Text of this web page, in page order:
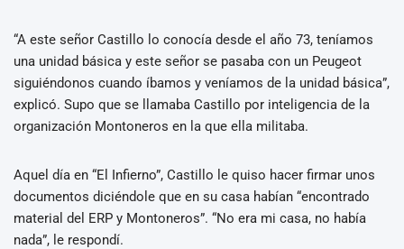
“A este señor Castillo lo conocía desde el año 73, teníamos
una unidad básica y este señor se pasaba con un Peugeot
siguiéndonos cuando íbamos y veníamos de la unidad básica”,
explicó. Supo que se llamaba Castillo por inteligencia de la
organización Montoneros en la que ella militaba.
Aquel día en “El Infierno”, Castillo le quiso hacer firmar unos
documentos diciéndole que en su casa habían “encontrado
material del ERP y Montoneros”. “No era mi casa, no había
nada”, le respondí.